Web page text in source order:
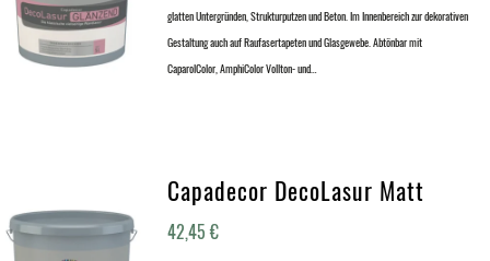
glatten Untergründen, Strukturputzen und Beton. Im Innenbereich zur dekorativen
Gestaltung auch auf Raufasertapeten und Glasgewebe. Abtönbar mit
CaparolColor, AmphiColor Vollton- und…
Capadecor DecoLasur Matt
42,45€